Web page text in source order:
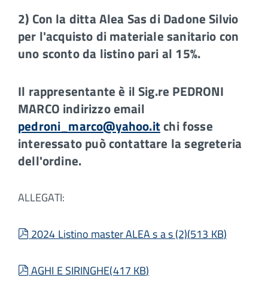
2) Con la ditta Alea Sas di Dadone Silvio
per l'acquisto di materiale sanitario con
uno sconto da listino pari al 15%.
Il rappresentante è il Sig.re PEDRONI
MARCO indirizzo email
pedroni_marco@yahoo.itchi fosse
interessato può contattare la segreteria
dell'ordine.
ALLEGATI:
pdf
2024 Listino master ALEA s a s (2)(513 KB)
pdf
AGHI E SIRINGHE(417 KB)